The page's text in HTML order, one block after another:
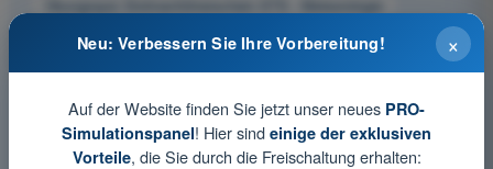
Übungsquiz Drohnenführerschein STS - Meteorologie
PDF-Prüfung Drohnenführerschein STS - Meteorologie
×
Neu: Verbessern Sie Ihre Vorbereitung!
Auf der Website finden Sie jetzt unser neues PRO-
Simulationspanel! Hier sind einige der exklusiven
Vorteile, die Sie durch die Freischaltung erhalten: